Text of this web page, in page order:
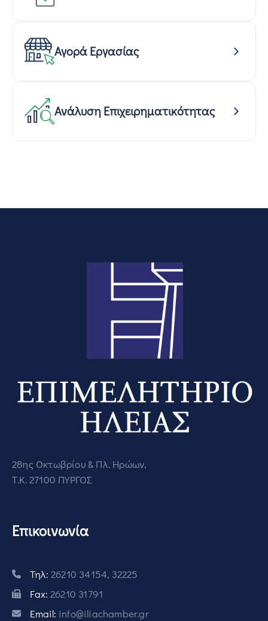
Αγορά Εργασίας
Ανάλυση Επιχειρηματικότητας
28ης Οκτωβρίου & Πλ. Ηρώων,
Τ.Κ. 27100 ΠΥΡΓΟΣ
Επικοινωνία
Τηλ: 26210 34154, 32225
Fax: 26210 31791
Email: info@iliachamber.gr